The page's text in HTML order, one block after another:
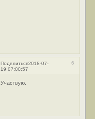
Поделиться 6
2018-07-
19 07:00:57
Участвую.